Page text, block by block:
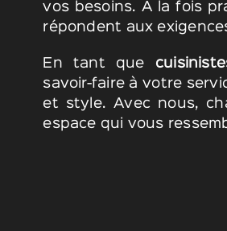
vos besoins. À la fois
répondent aux
En tant que
savoir-faire à votre
et style. Avec nous,
espace qui vous